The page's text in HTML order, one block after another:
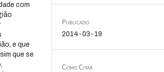
com
e que
que se
Publicado
2014-03-19
Como Citar